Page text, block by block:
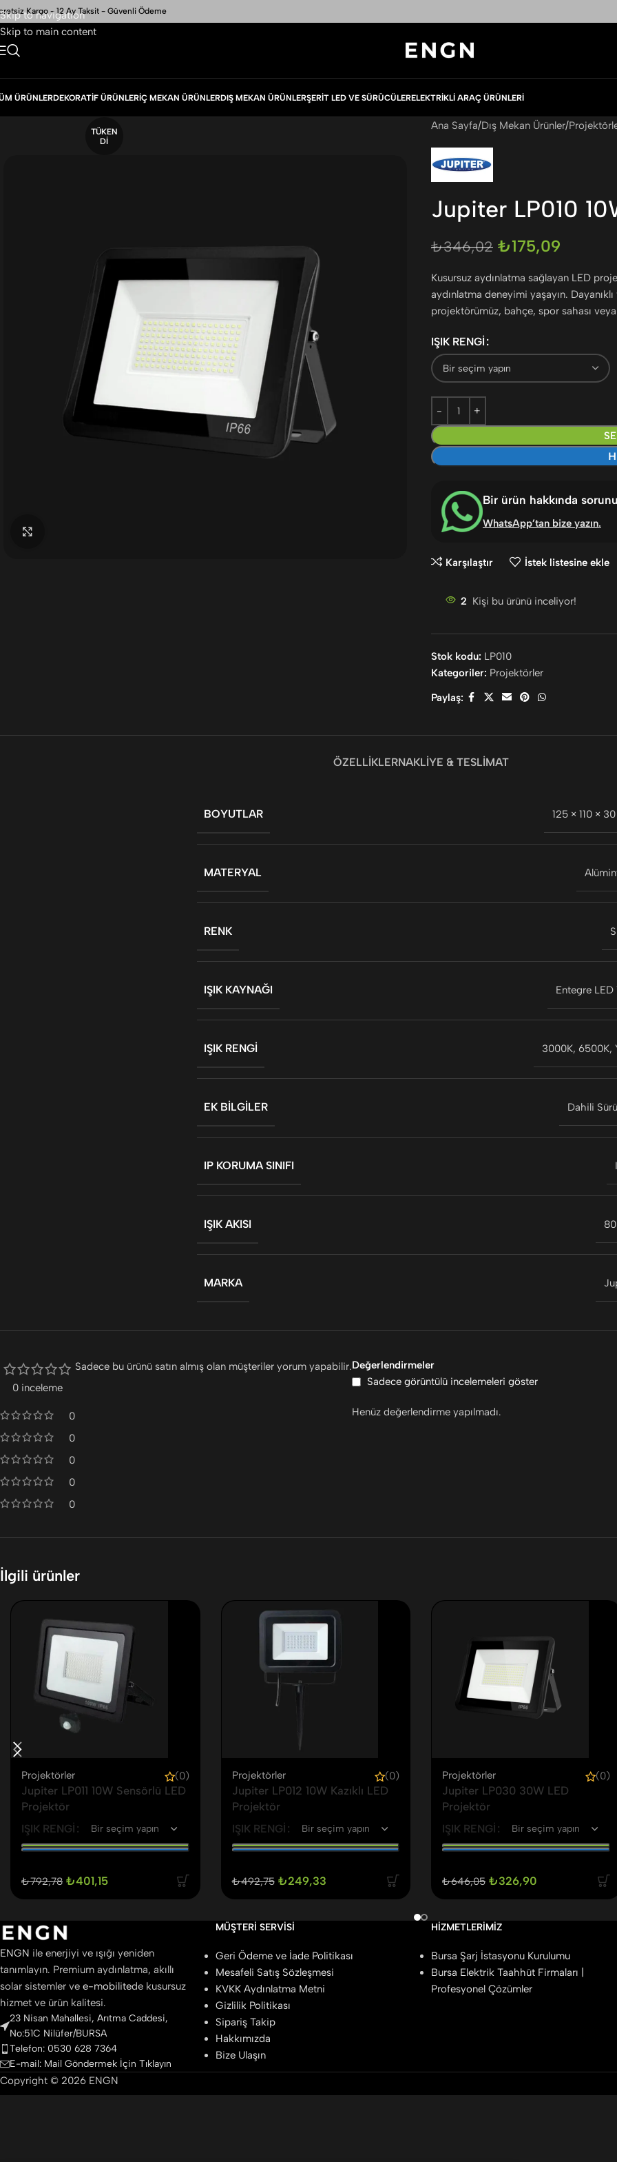
Skip to navigation
Skip to main content
Kargo - 12 Ay Taksit - Güvenli Ödeme
ÜRÜNLERDEKORATIF ÜRÜNLERİÇ MEKAN ÜRÜNLERDIŞ MEKAN ÜRÜNLERŞERIT LED VE SÜRÜCÜLERELEKTRIKLI ARAÇ ÜRÜNLERI
TÜKEN
DI
Ana Sayfa Dış Mekan Ürünler
Jupiter LP010
₺346,02 ₺175,09
Kusursuz aydınlatma sağlayan LED
aydınlatma deneyimi yaşayın.
projektörümüz, bahçe, spor sahası
IŞIK RENGI
Bir ürün hakkında
WhatsApp’tan bize yazın.
Karşılaştır İstek listesine ekle
2 Kişi bu ürünü inceliyor!
Stok kodu: LP010
Kategoriler: Projektörler
Paylaş:
ÖZELLIKLERNAKLIYE & TESLIMAT
BOYUTLAR 125 × 110 ×
MATERYAL
RENK
IŞIK KAYNAĞI Entegre LED
IŞIK RENGI 3000K, 6500K,
EK BILGILER Dahili
IP KORUMA SINIFI
IŞIK AKISI
MARKA
0 inceleme
0
0
0
0
0
Değerlendirmeler
Sadece görüntülü incelemeleri göster
Henüz değerlendirme yapılmadı.
Sadece bu ürünü satın almış olan müşteriler yorum yapabilir.
İlgili ürünler
Projektörler (0)
Jupiter LP011 10W Sensörlü LED
Projektör
IŞIK RENGI
₺792,78 ₺401,15
Projektörler (0)
Jupiter LP012 10W Kazıklı LED
Projektör
IŞIK RENGI
₺492,75 ₺249,33
Projektörler (0)
Jupiter LP030 30W LED
Projektör
IŞIK RENGI
₺646,05 ₺326,90
ENGN ile enerjiyi ve ışığı yeniden
tanımlayın. Premium aydınlatma, akıllı
solar sistemler ve e-mobilitede kusursuz
hizmet ve ürün kalitesi.
23 Nisan Mahallesi, Arıtma Caddesi,
No:51C Nilüfer/BURSA
Telefon: 0530 628 7364
E-mail: Mail Göndermek İçin Tıklayın
MÜŞTERI SERVISI
Geri Ödeme ve İade Politikası
Mesafeli Satış Sözleşmesi
KVKK Aydınlatma Metni
Gizlilik Politikası
Sipariş Takip
Hakkımızda
Bize Ulaşın
HIZMETLERIMIZ
Bursa Şarj İstasyonu Kurulumu
Bursa Elektrik Taahhüt Firmaları |
Profesyonel Çözümler
Copyright © 2026 ENGN